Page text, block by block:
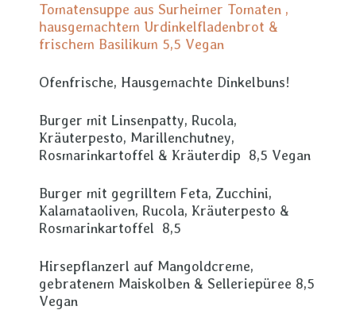
Tomatensuppe aus Surheimer Tomaten ,
hausgemachtem Urdinkelfladenbrot &
frischem Basilikum 5,5 Vegan
Ofenfrische, Hausgemachte Dinkelbuns!
Burger mit Linsenpatty, Rucola,
Kräuterpesto, Marillenchutney,
Rosmarinkartoffel & Kräuterdip 8,5 Vegan
Burger mit gegrilltem Feta, Zucchini,
Kalamataoliven, Rucola, Kräuterpesto &
Rosmarinkartoffel 8,5
Hirsepflanzerl auf Mangoldcreme,
gebratenem Maiskolben & Selleriepüree 8,5
Vegan